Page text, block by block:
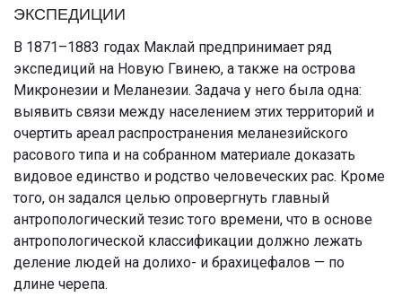
ЭКСПЕДИЦИИ
В 1871–1883 годах Маклай предпринимает ряд
экспедиций на Новую Гвинею, а также на острова
Микронезии и Меланезии. Задача у него была одна:
выявить связи между населением этих территорий и
очертить ареал распространения меланезийского
расового типа и на собранном материале доказать
видовое единство и родство человеческих рас. Кроме
того, он задался целью опровергнуть главный
антропологический тезис того времени, что в основе
антропологической классификации должно лежать
деление людей на долихо- и брахицефалов — по
длине черепа.